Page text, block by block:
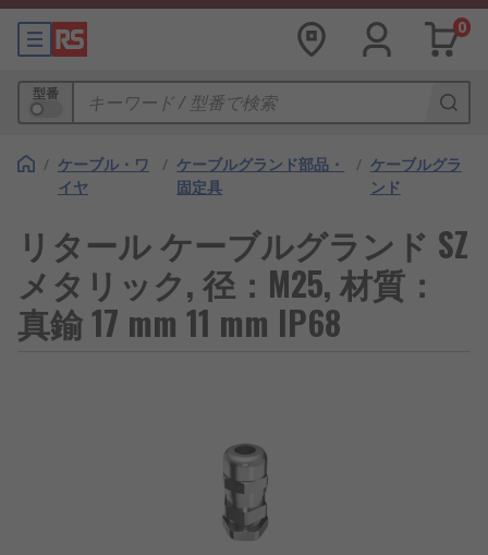
0
型番
/ ケーブル・ワ
イヤ
/ ケーブルグランド部品・
固定具
/ ケーブルグラ
ンド
リタール ケーブルグランド SZ
メタリック, 径：M25, 材質：
真鍮 17 mm 11 mm IP68